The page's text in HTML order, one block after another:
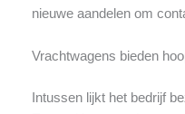
nieuwe aandelen om
Vrachtwagens bieden
Intussen lijkt het bedrijf